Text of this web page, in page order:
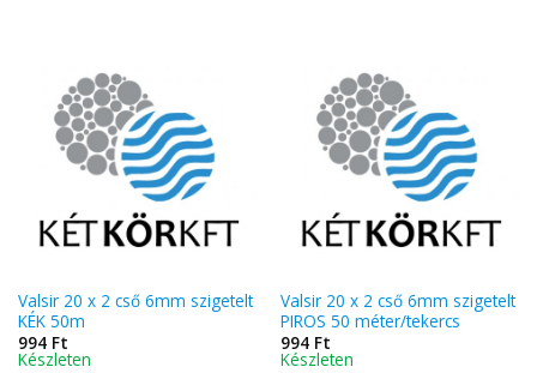
Valsir 20 x 2 cső 6mm szigetelt
KÉK 50m
994 Ft
Készleten
Valsir 20 x 2 cső 6mm szigetelt
PIROS 50 méter/tekercs
994 Ft
Készleten